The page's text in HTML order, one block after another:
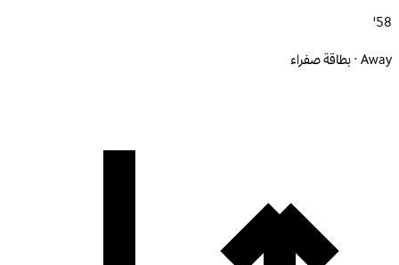
58'
Away · بطاقة صفراء